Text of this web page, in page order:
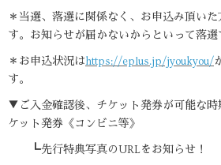
＊当選、落選に関係なく、お申込み頂い
す。お知らせが届かないからといって落選
＊お申込状況はhttps://eplus.jp/jyoukyou/
す。
▼ご入金確認後、チケット発券が可能な時
ケット発券《コンビニ等》
┗先行特典写真のURLをお知らせ！